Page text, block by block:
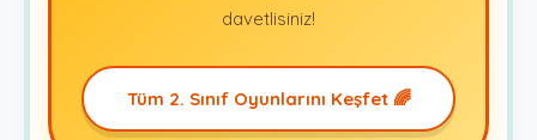
davetlisiniz!
Tüm 2. Sınıf Oyunlarını Keşfet 🌈